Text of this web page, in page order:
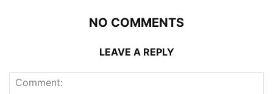
NO COMMENTS
LEAVE A REPLY